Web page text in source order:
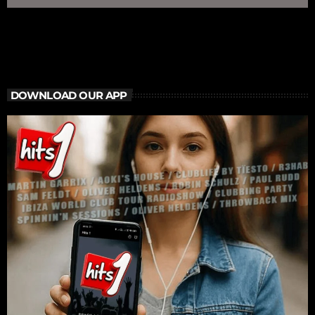
DOWNLOAD OUR APP